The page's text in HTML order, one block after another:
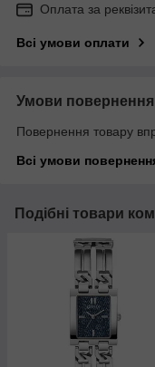
Оплата за
Всі умови оплати
Умови повернення
Повернення товару
Всі умови
Подібні товари